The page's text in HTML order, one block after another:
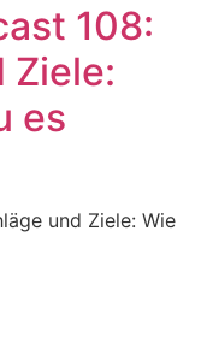
108:
Ziele:
es
und Ziele: Wie